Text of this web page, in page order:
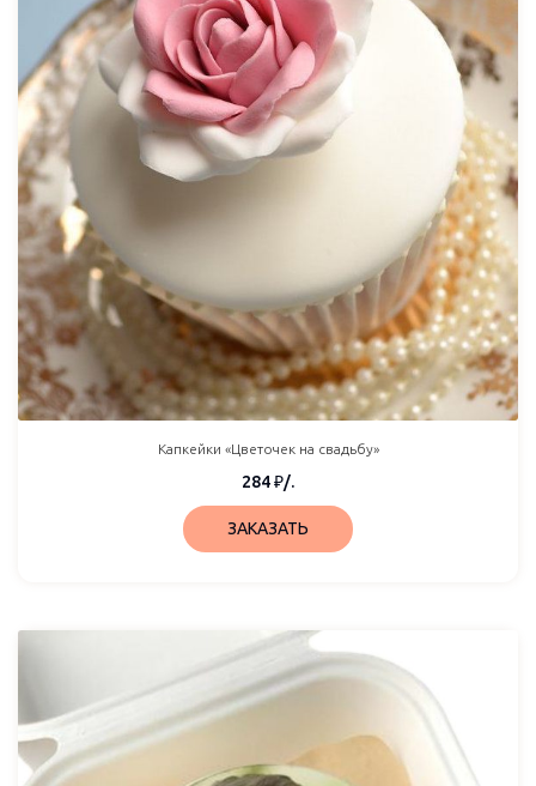
Капкейки «Цветочек на свадьбу»
284₽/.
ЗАКАЗАТЬ